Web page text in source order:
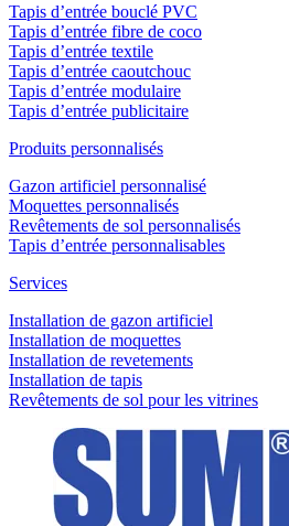
Tapis d’entrée bouclé PVC
Tapis d’entrée fibre de coco
Tapis d’entrée textile
Tapis d’entrée caoutchouc
Tapis d’entrée modulaire
Tapis d’entrée publicitaire
Produits personnalisés
Gazon artificiel personnalisé
Moquettes personnalisés
Revêtements de sol personnalisés
Tapis d’entrée personnalisables
Services
Installation de gazon artificiel
Installation de moquettes
Installation de revetements
Installation de tapis
Revêtements de sol pour les vitrines